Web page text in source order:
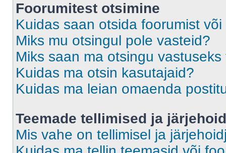
Foorumitest otsimine
Kuidas saan otsida foorumist
Miks mu otsingul pole vasteid?
Miks saan ma otsingu
Kuidas ma otsin kasutajaid?
Kuidas ma leian omaenda
Teemade tellimised ja
Mis vahe on tellimisel ja